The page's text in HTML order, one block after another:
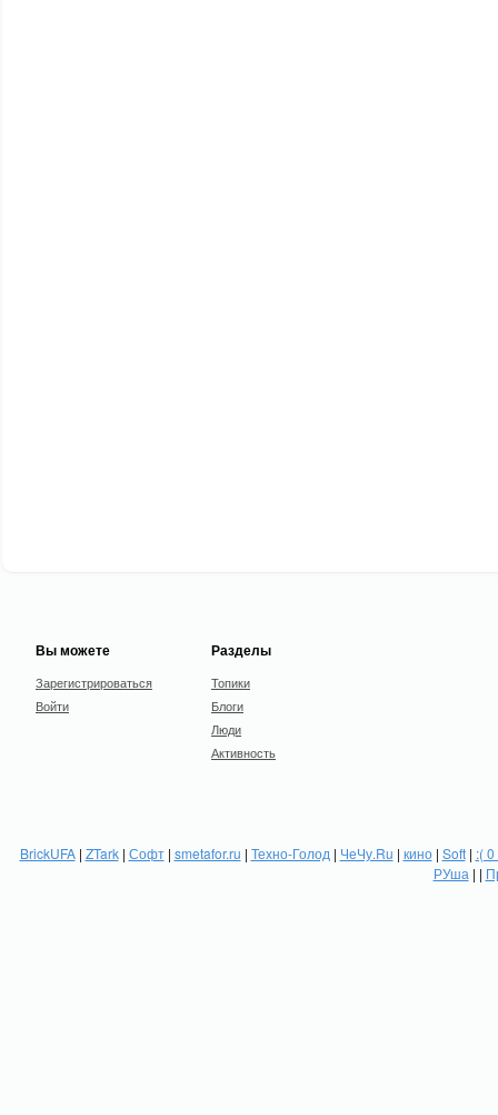
Вы можете
Зарегистрироваться
Войти
Разделы
Топики
Блоги
Люди
Активность
BrickUFA| ZTark| Софт| smetafor.ru | Техно-Голод | ЧеЧу.Ru | кино| Soft| :(
РУша | |